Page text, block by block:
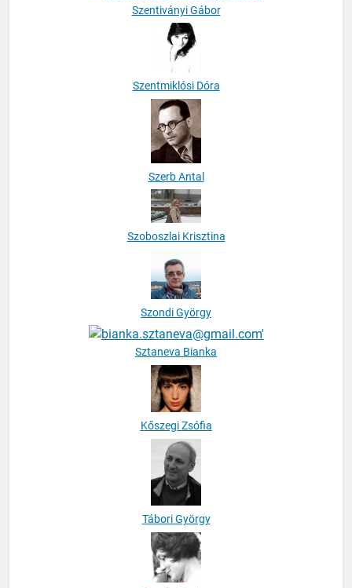
Szentiványi Gábor
Szentmiklósi Dóra
Szerb Antal
Sztaneva Bianka
Kőszegi Zsófia
Tábori György